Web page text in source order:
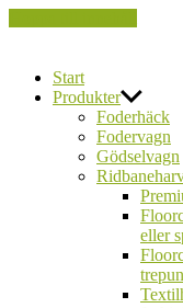
Start
Produkter
Foderhäck
Fodervagn
Gödselvagn
eller